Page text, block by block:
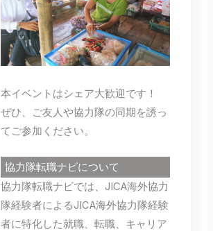
本イベントはシェア大歓迎です！
ぜひ、ご友人や協力隊の同期を誘っ
てご参加ください。
協力隊転職ナビについて
協力隊転職ナビでは、JICA海外協力
隊経験者によるJICA海外協力隊経験
者に特化した就職、転職、キャリア